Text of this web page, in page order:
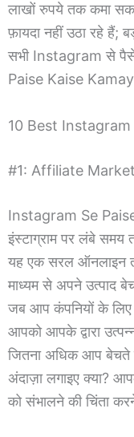
लाखों रुपये तक कमा
फ़ायदा नहीं उठा रहे हैं;
सभी Instagram से
Paise Kaise
10 Best Instagram
#1: Affiliate
Instagram Se Paise
इंस्टाग्राम पर लंबे समय
यह एक सरल ऑनलाइन
माध्यम से अपने उत्पाद
जब आप कंपनियों के लिए
आपको आपके द्वारा
जितना अधिक आप
अंदाज़ा लगाइए क्या?
को संभालने की चिंता